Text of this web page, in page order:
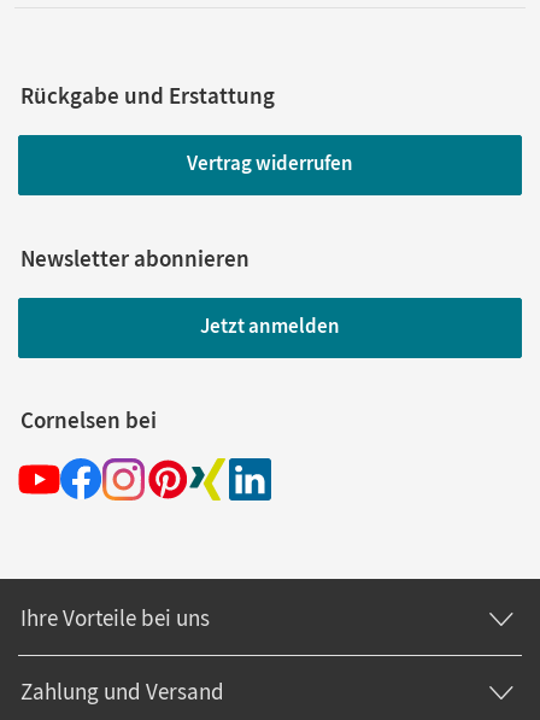
Rückgabe und Erstattung
Vertrag widerrufen
Newsletter abonnieren
Jetzt anmelden
Cornelsen bei
Ihre Vorteile bei uns
Zahlung und Versand